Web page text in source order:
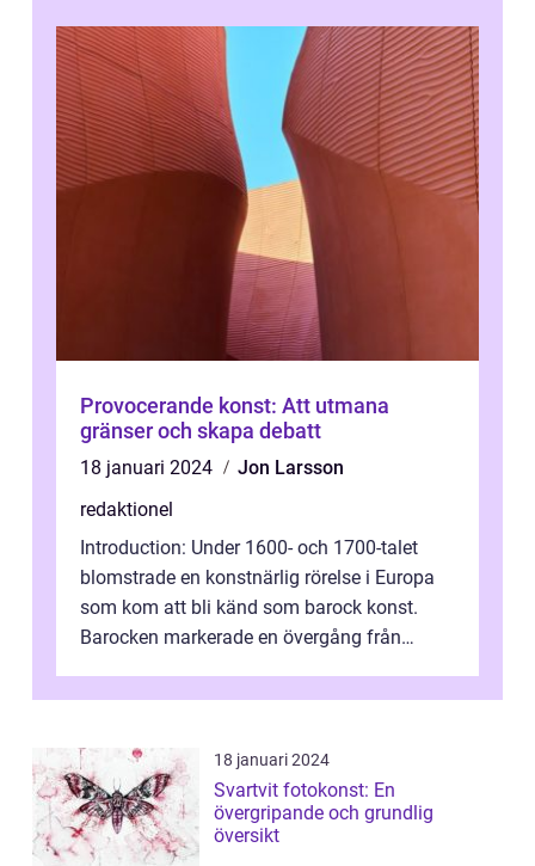
Provocerande konst: Att utmana
gränser och skapa debatt
18 januari 2024
Jon Larsson
redaktionel
Introduction: Under 1600- och 1700-talet
blomstrade en konstnärlig rörelse i Europa
som kom att bli känd som barock konst.
Barocken markerade en övergång från
rea...
18 januari 2024
Svartvit fotokonst: En
övergripande och grundlig
översikt